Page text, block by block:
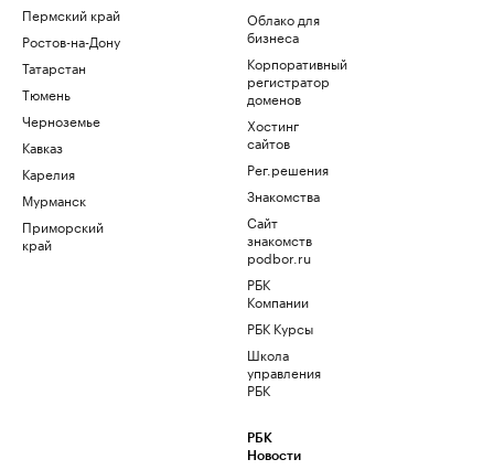
Пермский край
Ростов-на-Дону
Татарстан
Тюмень
Черноземье
Кавказ
Карелия
Мурманск
Приморский
край
Облако для
бизнеса
Корпоративный
регистратор
доменов
Хостинг
сайтов
Рег.решения
Знакомства
Сайт
знакомств
podbor.ru
РБК
Компании
РБК Курсы
Школа
управления
РБК
РБК
Новости